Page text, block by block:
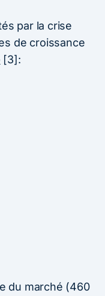
par la crise
de croissance
[3]:
du marché (460